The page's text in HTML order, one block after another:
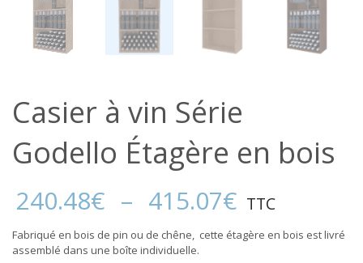
Casier à vin Série
Godello Étagère en bois
240.48€ – 415.07€ Plage
de
prix :
240.48€
TTC
Fabriqué en bois de pin ou de chêne, cette étagère en bois est livré
assemblé dans une boîte individuelle.